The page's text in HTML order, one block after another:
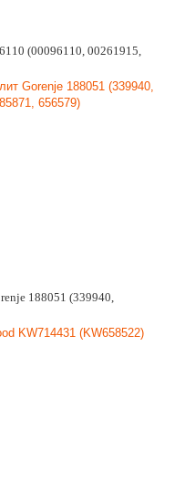
(00096110, 00261915,
188051 (339940,